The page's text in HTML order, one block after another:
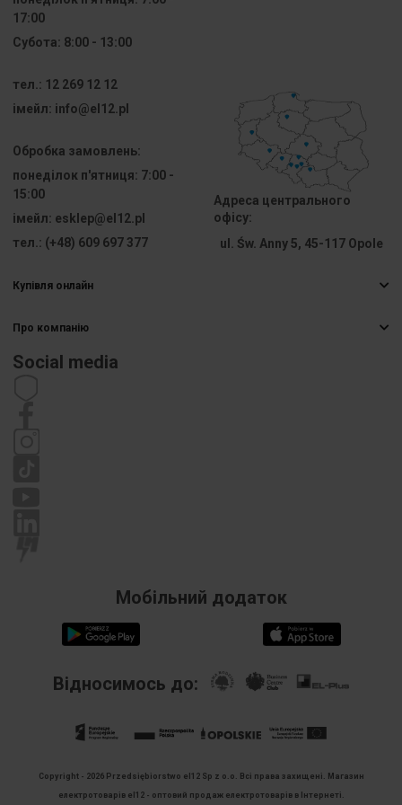
Вогнетривка
Негорюча
сегментів
Клас
горючості
V0
Для
обладнання
Не
Кількість
Діаметр
монтуючого
17:00
Субота: 8:00 - 13:00
тел.: 12 269 12 12
iмейл: info@el12.pl
Обробка замовлень:
понеділок п'ятниця: 7:00 -
15:00
iмейл: esklep@el12.pl
тел.: (+48) 609 697 377
Адреса центрального
офісу:
ul. Św. Anny 5, 45-117 Opole
Купівля онлайн
Способи доставки
Оплати
Про компанію
Кар’єра
Social media
Мобільний додаток
Відносимось до:
Copyright - 2026 Przedsiębiorstwo el12 Sp z o.o. Всі права захищені. Магазин
електротоварів el12 - оптовий продаж електротоварів в Інтернеті.